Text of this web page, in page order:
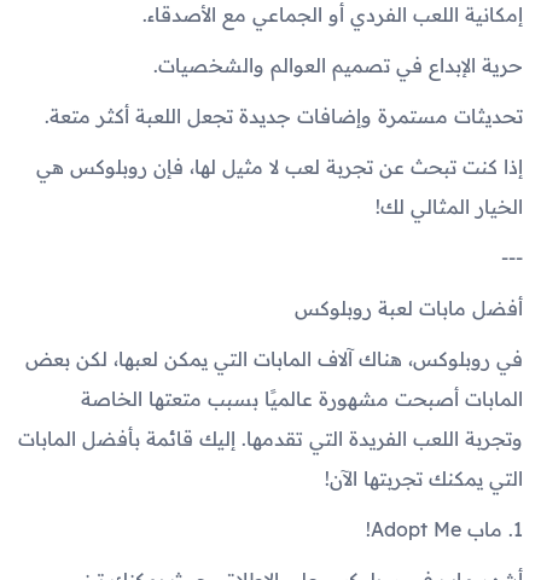
إمكانية اللعب الفردي أو الجماعي مع الأصدقاء.
حرية الإبداع في تصميم العوالم والشخصيات.
تحديثات مستمرة وإضافات جديدة تجعل اللعبة أكثر متعة.
إذا كنت تبحث عن تجربة لعب لا مثيل لها، فإن روبلوكس هي
الخيار المثالي لك!
---
أفضل مابات لعبة روبلوكس
في روبلوكس، هناك آلاف المابات التي يمكن لعبها، لكن بعض
المابات أصبحت مشهورة عالميًا بسبب متعتها الخاصة
وتجربة اللعب الفريدة التي تقدمها. إليك قائمة بأفضل المابات
التي يمكنك تجربتها الآن!
1. ماب Adopt Me!